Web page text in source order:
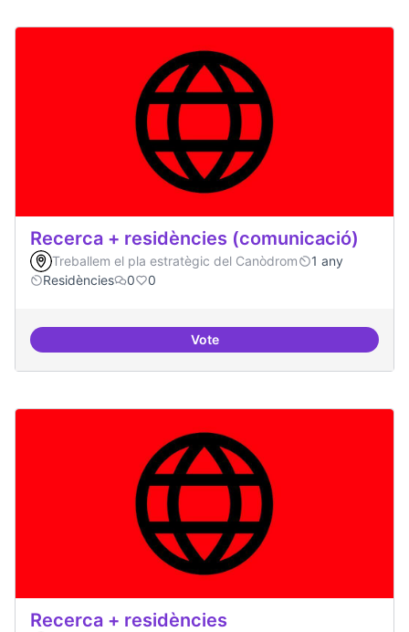
Recerca + residències (comunicació)
Treballem el pla estratègic del Canòdrom
1 any
Residències
0 0
VoteRecerca + residències
Recerca + residències